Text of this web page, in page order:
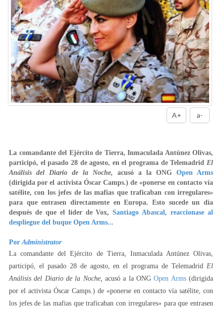
A+ a-
La comandante del Ejército de Tierra, Inmaculada Antúnez Olivas,
participó, el pasado 28 de agosto, en el programa de Telemadrid El
Análisis del Diario de la Noche,
acusó a la ONG Open Arms
(dirigida por el activista Óscar Camps.) de «ponerse en contacto vía
satélite, con los jefes de las mafias que traficaban con irregulares»
para que entrasen directamente en Europa. Esto sucede un día
después de que el líder de Vox,Santiago Abascal, reaccionase al
despliegue del buque Open Arms...
Por Administrator
La comandante del Ejército de Tierra, Inmaculada Antúnez Olivas,
participó, el pasado 28 de agosto, en el programa de Telemadrid
El
Análisis del Diario de la Noche, acusó a la ONG Open Arms(dirigida
por el activista Óscar Camps.) de «ponerse en contacto vía satélite, con
los jefes de las mafias que traficaban con irregulares» para que entrasen